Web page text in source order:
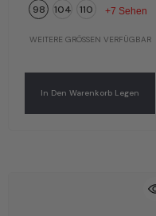
Baumwolle GOTS |
98 104 110 +7 Sehen
WEITERE GRÖSSEN VERFÜGBAR
In Den Warenkorb Legen